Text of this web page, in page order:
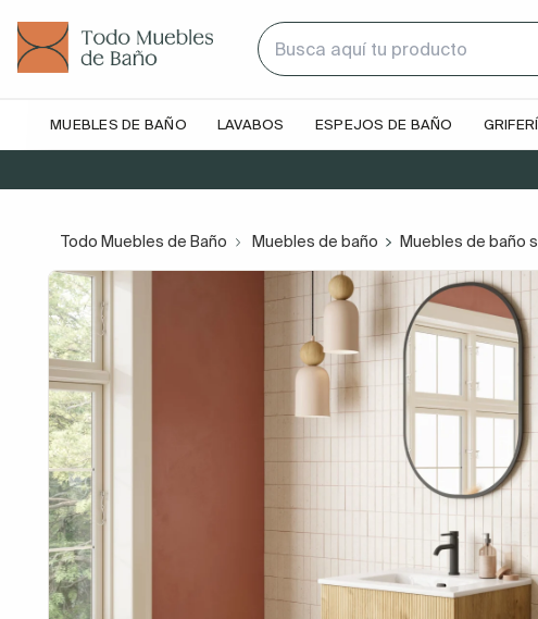
MUEBLES DE BAÑO LAVABOS ESPEJOS DE BAÑO
Todo Muebles de Baño Muebles de baño Muebles de baño